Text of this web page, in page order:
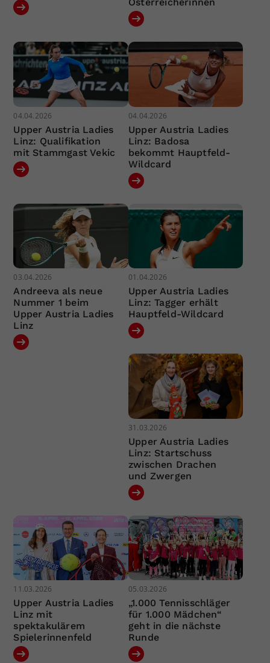
Österreicherinnen
04.04.2026
Upper Austria Ladies
Linz: Qualifikation
mit Stammgast Vekic
04.04.2026
Upper Austria Ladies
Linz: Badosa
bekommt Hauptfeld-
Wildcard
03.04.2026
Andreeva als neue
Nummer 1 beim
Upper Austria Ladies
Linz
01.04.2026
Upper Austria Ladies
Linz: Tagger erhält
Hauptfeld-Wildcard
31.03.2026
Upper Austria Ladies
Linz: Startschuss
zwischen Drachen
und Zwergen
11.03.2026
Upper Austria Ladies
Linz mit
spektakulärem
Spielerinnenfeld
05.03.2026
„1.000 Tennisschläger
für 1.000 Mädchen“
geht in die nächste
Runde